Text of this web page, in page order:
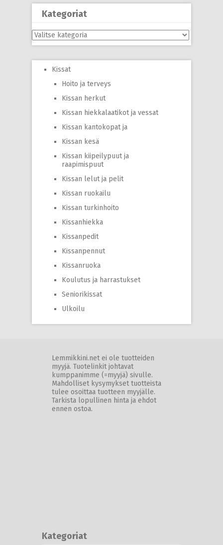
Kategoriat
Kategoriat
Kissat
Hoito ja terveys
Kissan herkut
Kissan hiekkalaatikot ja vessat
Kissan kantokopat ja
Kissan kesä
Kissan kiipeilypuut ja
raapimispuut
Kissan lelut ja pelit
Kissan ruokailu
Kissan turkinhoito
Kissanhiekka
Kissanpedit
Kissanpennut
Kissanruoka
Koulutus ja harrastukset
Seniorikissat
Ulkoilu
Lemmikkini.net ei ole tuotteiden
myyjä. Tuotelinkit johtavat
kumppanimme (=myyjä) sivulle.
Mahdolliset kysymykset tuotteista
tulee osoittaa tuotteen myyjälle.
Tarkista lopullinen hinta ja ehdot
ennen ostoa.
Kategoriat